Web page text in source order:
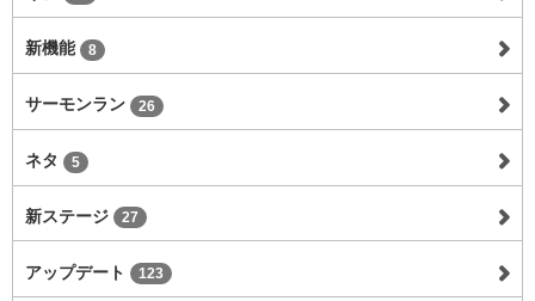
新機能 8
サーモンラン 26
ネタ 5
新ステージ 27
アップデート 123